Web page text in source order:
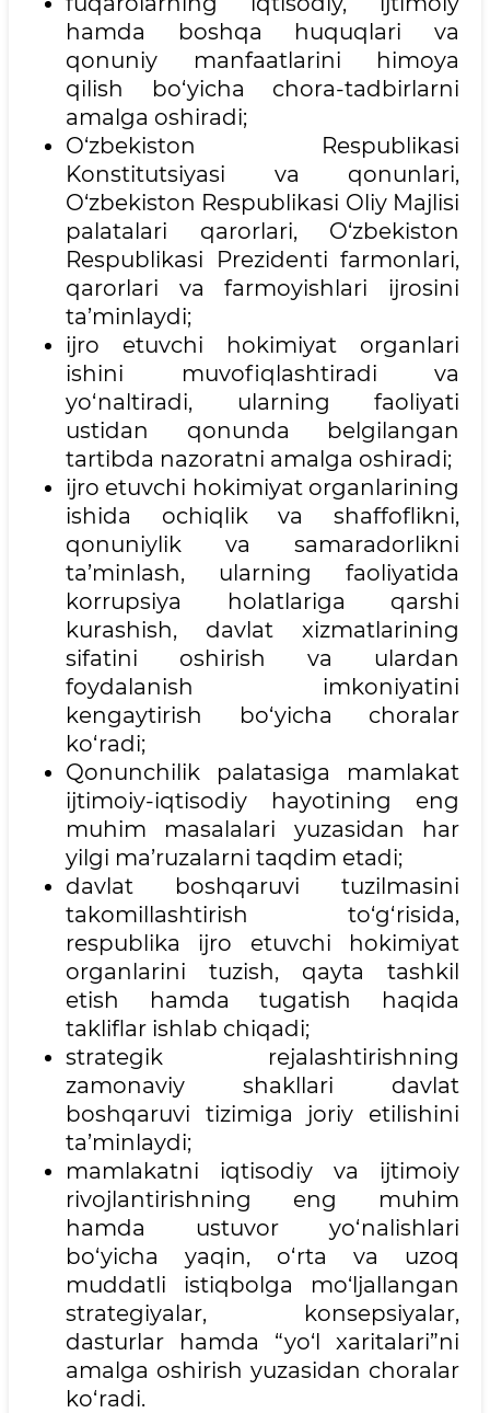
hamda boshqa huquqlari va
qonuniy manfaatlarini himoya
qilish bo‘yicha chora-tadbirlarni
amalga oshiradi;
O‘zbekiston Respublikasi
Konstitutsiyasi va qonunlari,
O‘zbekiston Respublikasi Oliy Majlisi
palatalari qarorlari, O‘zbekiston
Respublikasi Prezidenti farmonlari,
qarorlari va farmoyishlari ijrosini
ta’minlaydi;
ijro etuvchi hokimiyat organlari
ishini muvofiqlashtiradi va
yo‘naltiradi, ularning faoliyati
ustidan qonunda belgilangan
tartibda nazoratni amalga oshiradi;
ijro etuvchi hokimiyat organlarining
ishida ochiqlik va shaffoflikni,
qonuniylik va samaradorlikni
ta’minlash, ularning faoliyatida
korrupsiya holatlariga qarshi
kurashish, davlat xizmatlarining
sifatini oshirish va ulardan
foydalanish imkoniyatini
kengaytirish bo‘yicha choralar
ko‘radi;
Qonunchilik palatasiga mamlakat
ijtimoiy-iqtisodiy hayotining eng
muhim masalalari yuzasidan har
yilgi ma’ruzalarni taqdim etadi;
davlat boshqaruvi tuzilmasini
takomillashtirish to‘g‘risida,
respublika ijro etuvchi hokimiyat
organlarini tuzish, qayta tashkil
etish hamda tugatish haqida
takliflar ishlab chiqadi;
strategik rejalashtirishning
zamonaviy shakllari davlat
boshqaruvi tizimiga joriy etilishini
ta’minlaydi;
mamlakatni iqtisodiy va ijtimoiy
rivojlantirishning eng muhim
hamda ustuvor yo‘nalishlari
bo‘yicha yaqin, o‘rta va uzoq
muddatli istiqbolga mo‘ljallangan
strategiyalar, konsepsiyalar,
dasturlar hamda “yo‘l xaritalari”ni
amalga oshirish yuzasidan choralar
ko‘radi.